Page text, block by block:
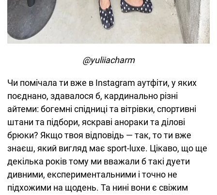
@yuliiacharm
Чи помічала ти вже в Instagram аутфіти, у яких
поєднано, здавалося б, кардинально різні
айтеми: богемні спідниці та вітрівки, спортивні
штани та підбори, яскраві анораки та ділові
брюки? Якщо твоя відповідь — так, то ти вже
знаєш, який вигляд має sport-luxe. Цікаво, що ще
декілька років тому ми вважали б такі дуети
дивними, експериментальними і точно не
підхожими на щодень. Та нині вони є свіжим